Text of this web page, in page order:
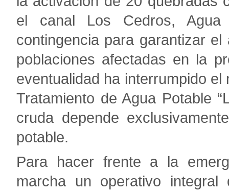
el canal Los Cedros,
contingencia para garantizar
poblaciones afectadas en la
eventualidad ha interrumpido
Tratamiento de Agua Potable
cruda depende
potable.
Para hacer frente a la
marcha un operativo